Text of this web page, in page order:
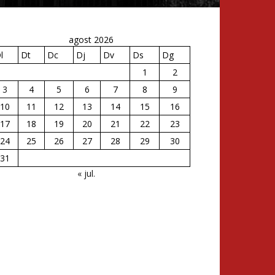
agost 2026
Dt Dc Dj Dv Ds
Dg
1
2
3
4 5 6 7 8
9
10
11 12 13 14 15
16
17
18 19 20 21 22
23
24
25 26 27 28 29
30
31
« jul.